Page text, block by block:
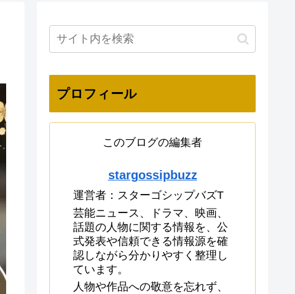
プロフィール
このブログの編集者
stargossipbuzz
運営者：スターゴシップバズT
芸能ニュース、ドラマ、映画、
話題の人物に関する情報を、公
式発表や信頼できる情報源を確
認しながら分かりやすく整理し
ています。
人物や作品への敬意を忘れず、